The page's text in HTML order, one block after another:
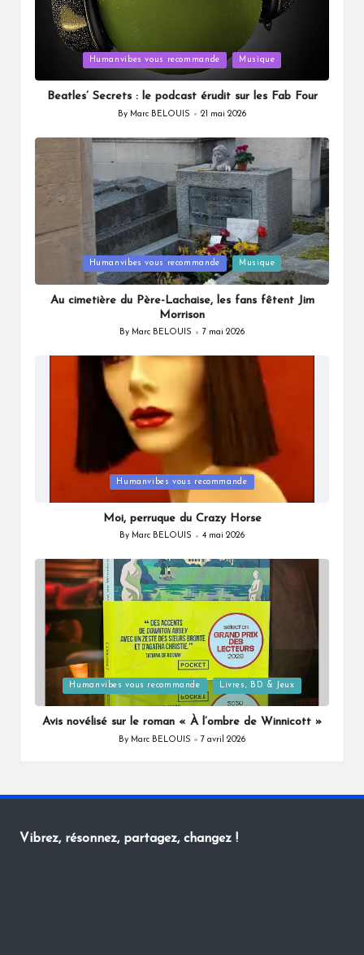
Humanvibes vous recommande Musique
Beatles’ Secrets : le podcast érudit sur les Fab Four
Posted
By Marc BELOUIS 21 mai 2026
Humanvibes vous recommande Musique
Au cimetière du Père-Lachaise, les fans fêtent Jim
Morrison
Posted
By Marc BELOUIS 7 mai 2026
Humanvibes vous recommande
Moi, perruque du Crazy Horse
Posted
By Marc BELOUIS 4 mai 2026
Posted
in
Humanvibes vous recommande Livres, BD & Jeux
Avis novélisé sur le roman « À l’ombre de Winnicott »
Posted
By Marc BELOUIS 7 avril 2026
Vibrez, résonnez, partagez, changez !